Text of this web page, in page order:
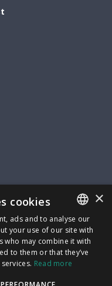
ENGLISH
ITALIAN
×
cookies
ads and to analyse our
your use of our site with
who may combine it with
to them or that they’ve
Read more